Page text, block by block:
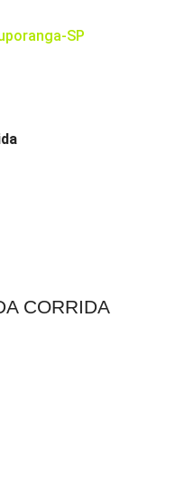
SP
CORRIDA